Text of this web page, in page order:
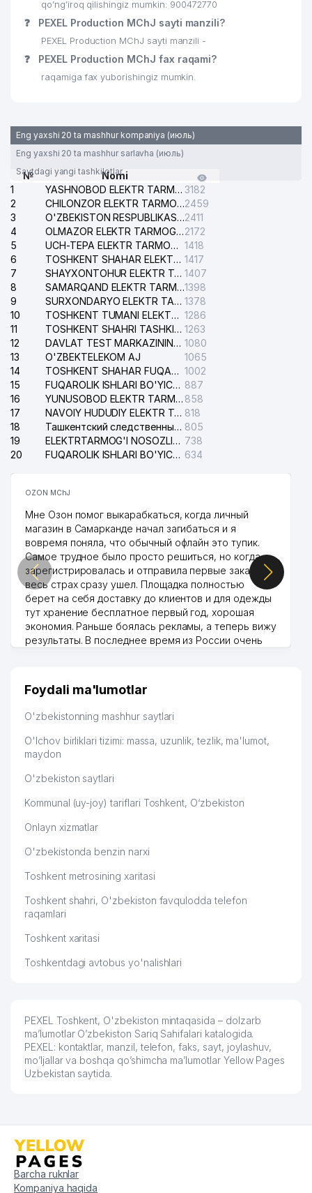
qo’ng’iroq qilishingiz mumkin: 900472770
❓ PEXEL Production MChJ sayti manzili?
PEXEL Production MChJ sayti manzili -
❓ PEXEL Production MChJ fax raqami?
raqamiga fax yuborishingiz mumkin.
Eng yaxshi 20 ta mashhur kompaniya (июль)
Eng yaxshi 20 ta mashhur sarlavha (июль)
Saytdagi yangi tashkilotlar
№
Nomi
1
YASHNOBOD ELEKTR TARMOG'I NOSOZLIKLARI XIZMATI 3182
2
CHILONZOR ELEKTR TARMOG'I NOSOZLIK XIZMATI2459
3
O'ZBEKISTON RESPUBLIKASI BOSH PROKURATURASI ISHONCH TELEFONI2411
4
OLMAZOR ELEKTR TARMOG'I NOSOZLIKLARI XIZMATI2172
5
UCH-TEPA ELEKTR TARMOG'I NOSOZLIKLARI XIZMATI 1418
6
TOSHKENT SHAHAR ELEKTR TARMOQLARI KORXONASI AJ 1417
7
SHAYXONTOHUR ELEKTR TARMOG'I NOSOZLIKLARINI TUZATISH XIZMATI 1407
8
SAMARQAND ELEKTR TARMOQLARI AJ1398
9
SURXONDARYO ELEKTR TARMOQLARI AJ 1378
10
TOSHKENT TUMANI ELEKTR TARMOG'I AVARIYA XIZMATI 1286
11
TOSHKENT SHAHRI TASHKILOT TELEFONLARI HAQIDA MA'LUMOT BYUROSI 1263
12
DAVLAT TEST MARKAZINING ISHONCH TELEFONLARI 1080
13
O'ZBEKTELEKOM AJ
1065
14
TOSHKENT SHAHAR FUQAROLIK ISHLARI BO'YICHA SUDI 1002
15
FUQAROLIK ISHLARI BO'YICHA YAKKASAROY TUMANLARARO SUDI 887
16
YUNUSOBOD ELEKTR TARMOG'I NOSOZLIKLARI XIZMATI 858
17
NAVOIY HUDUDIY ELEKTR TARMOQLARI KORXONASI AJ 818
18
Ташкентский следственный изолятор 805
19
ELEKTRTARMOG'I NOSOZLIKLARINI TO'ZATISH SERGELI XIZMATI 738
20
FUQAROLIK ISHLARI BO'YICHA UCH-TEPA TUMANI SUDI 634
OZON MChJ
Мне Озон помог выкарабкаться, когда личный
магазин в Самарканде начал загибаться и я
вовремя поняла, что обычный офлайн это тупик.
Самое трудное было просто решиться, но когда
зарегистрировалась и отправила первые заказы,
весь страх сразу ушел. Площадка полностью
берет на себя доставку до клиентов и для одежды
тут хранение бесплатное первый год, хорошая
экономия. Раньше боялась рекламы, а теперь вижу
результаты. В последнее время из России очень
дальше развиваюсь потихоньку😊
Hamida 03.08.2026 12:45:39
Foydali ma'lumotlar
O'zbekistonning mashhur saytlari
O'lchov birliklari tizimi: massa, uzunlik, tezlik, ma'lumot,
maydon
O'zbekiston saytlari
Kommunal (uy-joy) tariflari Toshkent, O‘zbekiston
Onlayn xizmatlar
O'zbekistonda benzin narxi
Toshkent metrosining xaritasi
Toshkent shahri, O'zbekiston favqulodda telefon
raqamlari
Toshkent xaritasi
Toshkentdagi avtobus yo'nalishlari
PEXEL Toshkent, O'zbekiston mintaqasida – dolzarb
ma’lumotlar O’zbekiston Sariq Sahifalari katalogida.
PEXEL: kontaktlar, manzil, telefon, faks, sayt, joylashuv,
mo’ljallar va boshqa qo’shimcha ma’lumotlar Yellow Pages
Uzbekistan saytida.
Barcha ruknlar
Kompaniya haqida